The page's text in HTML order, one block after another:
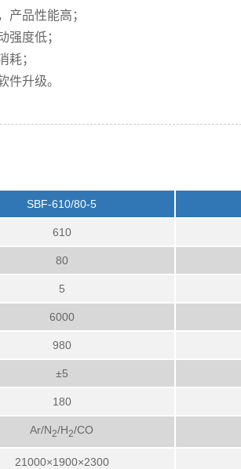
产品性能高；
强度低；
耗；
件升级。
SBF-610/80-5
610
80
5
6000
980
±5
180
Ar/N2/H2/CO
21000×1900×2300